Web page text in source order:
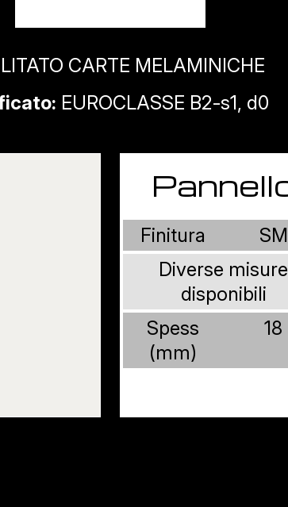
CARTE MELAMINICHE
EUROCLASSE B2-s1, d0
Finitura
SM
Diverse misure
disponibili
Spess
(mm)
18